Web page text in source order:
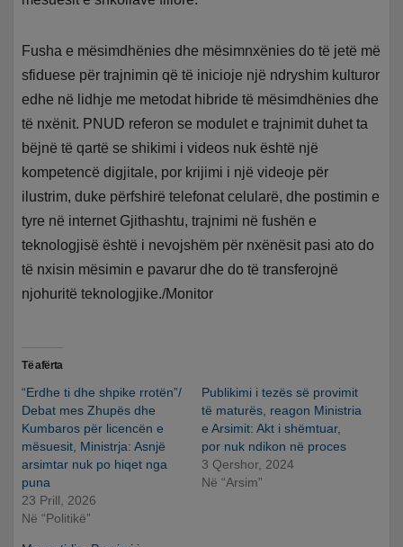
Fusha e mësimdhënies dhe mësimnxënies do të jetë më
sfiduese për trajnimin që të inicioje një ndryshim kulturor
edhe në lidhje me metodat hibride të mësimdhënies dhe
të nxënit. PNUD referon se modulet e trajnimit duhet ta
bëjnë të qartë se shikimi i videos nuk është një
kompetencë digjitale, por krijimi i një videoje për
ilustrim, duke përfshirë telefonat celularë, dhe postimin e
tyre në internet Gjithashtu, trajnimi në fushën e
teknologjisë është i nevojshëm për nxënësit pasi ato do
të nxisin mësimin e pavarur dhe do të transferojnë
njohuritë teknologjike./Monitor
Të afërta
“Erdhe ti dhe shpike rrotën”/
Debat mes Zhupës dhe
Kumbaros për licencën e
mësuesit, Ministrja: Asnjë
arsimtar nuk po hiqet nga
puna
23 Prill, 2026
Në “Politikë”
Publikimi i tezës së provimit
të maturës, reagon Ministria
e Arsimit: Akt i shëmtuar,
por nuk ndikon në proces
3 Qershor, 2024
Në “Arsim”